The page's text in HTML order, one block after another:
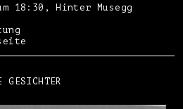
18:30, Hinter Musegg